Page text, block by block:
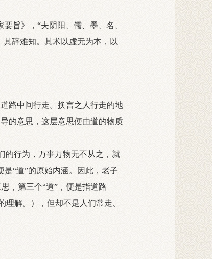
旨》，“夫阴阳、儒、墨、名、
辞难知。其术以虚无为本，以
路中间行走。换言之人行走的地
的意思，这层意思便由道的物质
行为，万事万物无不从之，就
“道”的原始内涵。因此，老子
，第三个“道”，便是指道路
理解。），但却不是人们常走、